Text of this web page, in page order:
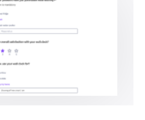
Segurança
ideias para melhorar a
local de trabalho.
devem ser